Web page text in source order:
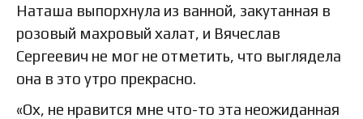
Наташа выпорхнула из ванной, закутанная в
розовый махровый халат, и Вячеслав
Сергеевич не мог не отметить, что выглядела
она в это утро прекрасно.
«Ох, не нравится мне что-то эта неожиданная